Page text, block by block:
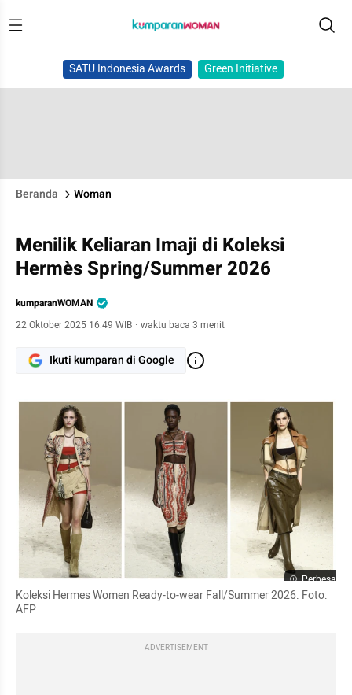
SATU Indonesia Awards Green Initiative
Beranda Woman
Menilik Keliaran Imaji di Koleksi
Hermès Spring/Summer 2026
kumparanWOMAN
22 Oktober 2025 16:49 WIB · waktu baca 3 menit
Ikuti kumparan di Google
Perbesar
Koleksi Hermes Women Ready-to-wear Fall/Summer 2026. Foto:
AFP
ADVERTISEMENT